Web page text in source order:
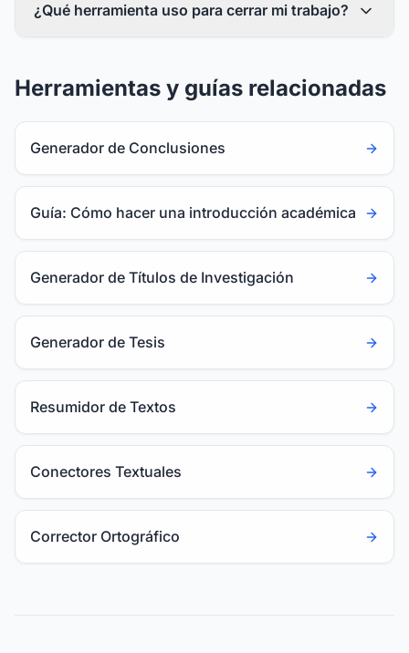
¿Qué herramienta uso para cerrar mi trabajo?
Herramientas y guías relacionadas
Generador de Conclusiones
Guía: Cómo hacer una introducción académica
Generador de Títulos de Investigación
Generador de Tesis
Resumidor de Textos
Conectores Textuales
Corrector Ortográfico